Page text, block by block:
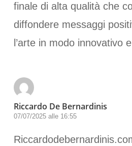
finale di alta qualità che
diffondere messaggi
l’arte in modo innovativo
Riccardo De Bernardinis
07/07/2025 alle 16:55